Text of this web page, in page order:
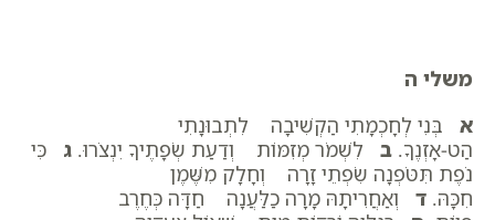
משלי ה
א בְּנִי לְחָכְמָתִי הַקְשִׁיבָה לִתְבוּנָתִי
הַט-אָזְנֶךָ. ב לִשְׁמֹר מְזִמּוֹת וְדַעַת שְׂפָתֶיךָ יִנְצֹרוּ. ג כִּי
נֹפֶת תִּטֹּפְנָה שִׂפְתֵי זָרָה וְחָלָק מִשֶּׁמֶן
חִכָּהּ. ד וְאַחֲרִיתָהּ מָרָה כַלַּעֲנָה חַדָּה כְּחֶרֶב